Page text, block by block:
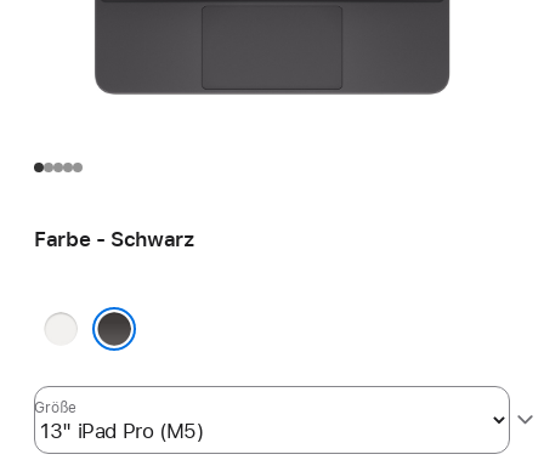
Farbe - Schwarz
Weiß
Größe